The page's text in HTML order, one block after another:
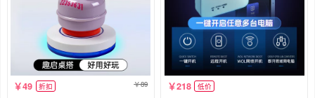
49 折扣 89 218 低价